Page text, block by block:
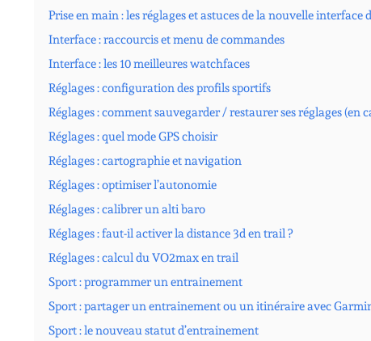
Prise en main : les réglages et astuces de la nouvelle interface
Interface : raccourcis et menu de commandes
Interface : les 10 meilleures watchfaces
Réglages : configuration des profils sportifs
Réglages : comment sauvegarder / restaurer ses réglages (en
Réglages : quel mode GPS choisir
Réglages : cartographie et navigation
Réglages : optimiser l’autonomie
Réglages : calibrer un alti baro
Réglages : faut-il activer la distance 3d en trail ?
Réglages : calcul du VO2max en trail
Sport : programmer un entrainement
Sport : partager un entrainement ou un itinéraire avec
Sport : le nouveau statut d’entrainement